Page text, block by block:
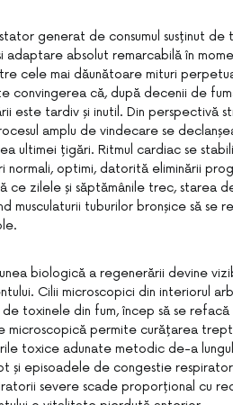
generat de consumul susținut de
absolut remarcabilă în
cele mai dăunătoare mituri
convingerea că, după decenii de
este tardiv și inutil. Din perspectivă
amplu de vindecare se
ultimei țigări. Ritmul cardiac se
normali, optimi, datorită eliminării
ce zilele și săptămânile trec, starea
musculaturii tuburilor bronșice să se
biologică a regenerării devine
Cilii microscopici din interiorul
toxinele din fum, încep să se
microscopică permite curățarea
toxice adunate metodic de-a
și episoadele de congestie
severe scade proporțional cu